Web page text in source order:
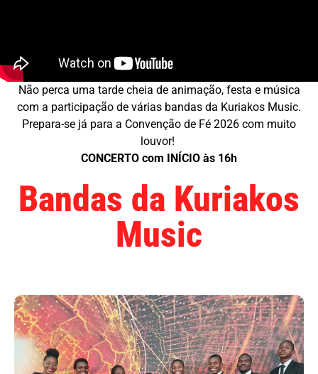
Não perca uma tarde cheia de animação, festa e música
com a participação de várias bandas da Kuriakos Music.
Prepara-se já para a Convenção de Fé 2026 com muito
louvor!
CONCERTO com INÍCIO às 16h
Bandas da Kuriakos
Music